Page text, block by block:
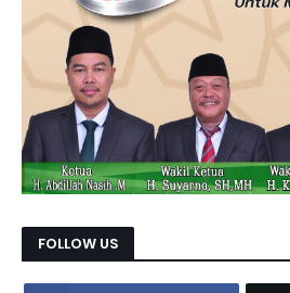
FOLLOW US